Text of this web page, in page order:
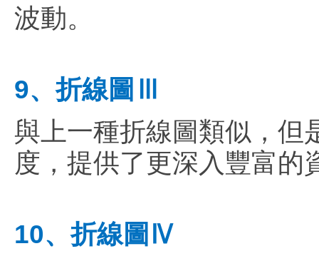
波動。
9、折線圖Ⅲ
與上一種折線圖類似，但
度，提供了更深入豐富的
10、折線圖Ⅳ